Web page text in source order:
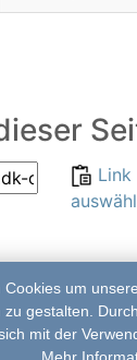
Link
|
Cookies um
gestalten.
mit der